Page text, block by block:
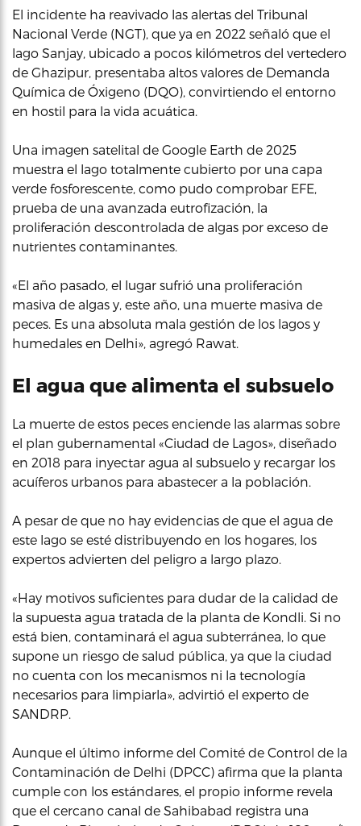
El incidente ha reavivado las alertas del Tribunal
Nacional Verde (NGT), que ya en 2022 señaló que el
lago Sanjay, ubicado a pocos kilómetros del vertedero
de Ghazipur, presentaba altos valores de Demanda
Química de Óxigeno (DQO), convirtiendo el entorno
en hostil para la vida acuática.
Una imagen satelital de Google Earth de 2025
muestra el lago totalmente cubierto por una capa
verde fosforescente, como pudo comprobar EFE,
prueba de una avanzada eutrofización, la
proliferación descontrolada de algas por exceso de
nutrientes contaminantes.
«El año pasado, el lugar sufrió una proliferación
masiva de algas y, este año, una muerte masiva de
peces. Es una absoluta mala gestión de los lagos y
humedales en Delhi», agregó Rawat.
El agua que alimenta el subsuelo
La muerte de estos peces enciende las alarmas sobre
el plan gubernamental «Ciudad de Lagos», diseñado
en 2018 para inyectar agua al subsuelo y recargar los
acuíferos urbanos para abastecer a la población.
A pesar de que no hay evidencias de que el agua de
este lago se esté distribuyendo en los hogares, los
expertos advierten del peligro a largo plazo.
«Hay motivos suficientes para dudar de la calidad de
la supuesta agua tratada de la planta de Kondli. Si no
está bien, contaminará el agua subterránea, lo que
supone un riesgo de salud pública, ya que la ciudad
no cuenta con los mecanismos ni la tecnología
necesarios para limpiarla», advirtió el experto de
SANDRP.
Aunque el último informe del Comité de Control de la
Contaminación de Delhi (DPCC) afirma que la planta
cumple con los estándares, el propio informe revela
que el cercano canal de Sahibabad registra una